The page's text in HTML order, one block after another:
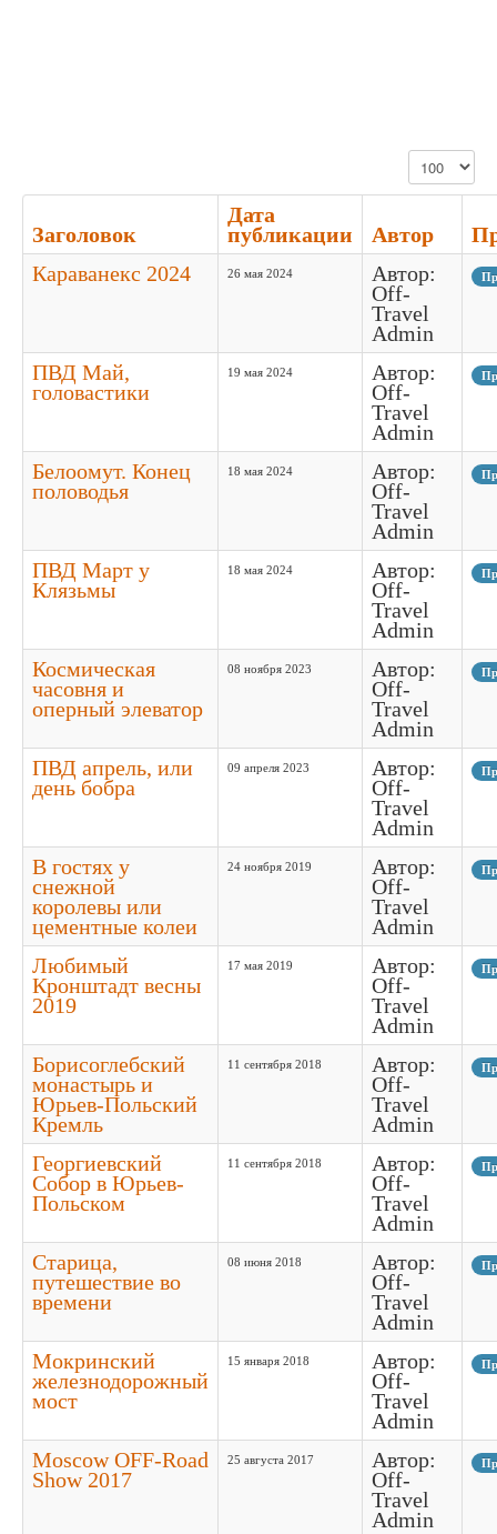
Кол-во строк:
Заголовок
Дата
публикации
Автор
Караванекс 2024
26 мая 2024
Автор:
Off-
Travel
Admin
ПВД Май,
головастики
19 мая 2024
Автор:
Off-
Travel
Admin
Белоомут. Конец
половодья
18 мая 2024
Автор:
Off-
Travel
Admin
ПВД Март у
Клязьмы
18 мая 2024
Автор:
Off-
Travel
Admin
Космическая
часовня и
оперный элеватор
08 ноября 2023
Автор:
Off-
Travel
Admin
ПВД апрель, или
день бобра
09 апреля 2023
Автор:
Off-
Travel
Admin
В гостях у
снежной
королевы или
цементные колеи
24 ноября 2019
Автор:
Off-
Travel
Admin
Любимый
Кронштадт весны
2019
17 мая 2019
Автор:
Off-
Travel
Admin
Борисоглебский
монастырь и
Юрьев-Польский
Кремль
11 сентября 2018
Автор:
Off-
Travel
Admin
Георгиевский
Собор в Юрьев-
Польском
11 сентября 2018
Автор:
Off-
Travel
Admin
Старица,
путешествие во
времени
08 июня 2018
Автор:
Off-
Travel
Admin
Мокринский
железнодорожный
мост
15 января 2018
Автор:
Off-
Travel
Admin
Moscow OFF-Road
Show 2017
25 августа 2017
Автор:
Off-
Travel
Admin